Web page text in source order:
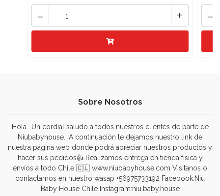
+
- -
Sobre Nosotros
Hola.. Un cordial saludo a todos nuestros clientes de parte de
Niubabyhouse.. A continuación le dejamos nuestro link de
nuestra página web donde podrá apreciar nuestros productos y
hacer sus pedidos👍 Realizamos entrega en tienda física y
envíos a todo Chile 🇨🇱 www.niubabyhouse.com Visitanos o
contactamos en nuestro wasap +56975733192 Facebook:Niu
Baby House Chile Instagram:niu.baby.house